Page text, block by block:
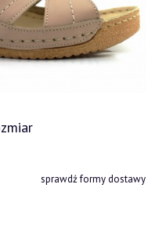
płatności
sprawdź formy dostawy